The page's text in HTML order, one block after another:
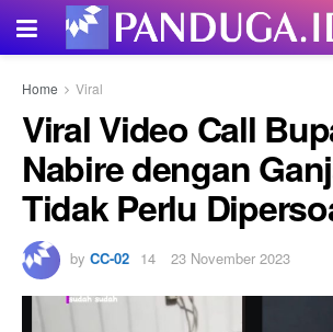
Home Viral
Viral Video Call
Nabire dengan
Tidak Perlu
by CC-02 23 November 2023